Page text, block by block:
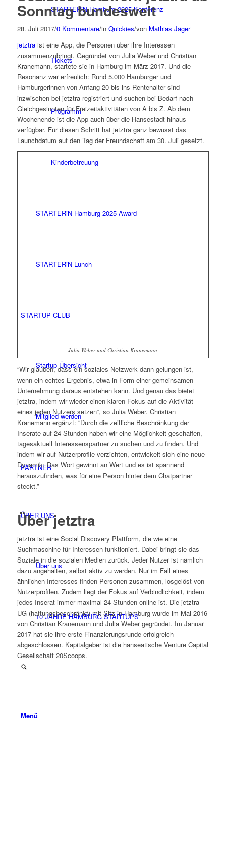
STARTERiN Hamburg 2025 Konferenz
Tickets
Programm
Kinderbetreuung
STARTERiN Hamburg 2025 Award
STARTERiN Lunch
STARTUP CLUB
Startup Übersicht
Mitglied werden
PARTNER
ÜBER UNS
Über uns
10 JAHRE HAMBURG STARTUPS
Menü
Sonntag bundesweit
28. Juli 2017/0 Kommentare/in Quickies/von Mathias Jäger
jetztraist eine App, die Personen über ihre Interessen
zusammenzubringt. Gegründet von Julia Weber und Christian
Kranemann, startete sie in Hamburg im März 2017. Und die
Resonanz war erfreulich: Rund 5.000 Hamburger und
Hamburgerinnen von Anfang 20 bis ins Rentenalter sind
inzwischen bei jetztra registriert und suchen bei Bedarf nach
Gleichgesinnten für Freizeitaktivitäten von A bis Z. Ab dem
Wochenende ist die App auch über die Hansestadt hinaus
verfügbar. Für diesen Schritt hat jetztra ganz bewusst das
Launchdatum auf den Tag der Freundschaft am 30. Juli gesetzt.
Julia Weber und Christian Kranemann
“Wir glauben, dass ein soziales Netzwerk dann gelungen ist,
wenn ein echtes Ergebnis, etwa in Form einer gemeinsamen
Unternehmung daraus entstehen kann. Und genau das bietet
jetztra, indem wir wieder einen klaren Fokus auf die Aktivität
eines jeden Nutzers setzen“, so Julia Weber. Christian
Kranemann ergänzt: “Durch die zeitliche Beschränkung der
Inserate auf 24 Stunden haben wir eine Möglichkeit geschaffen,
tagesaktuell Interessenspartner zu suchen und zu finden. Und
indem wir auf Nutzerprofile verzichten, entwickelt sich eine neue
Dynamik: Das Wort gewinnt an Wert und es ist spannend
herauszufinden, was für eine Person hinter dem Chatpartner
steckt.”
Über jetztra
jetztra ist eine Social Discovery Plattform, die wie eine
Suchmaschine für Interessen funktioniert. Dabei bringt sie das
Soziale in die sozialen Medien zurück. Jeder Nutzer ist nämlich
dazu angehalten, selbst aktiv zu werden. Nur im Fall eines
ähnlichen Interesses finden Personen zusammen, losgelöst von
Nutzerprofilen. Zudem liegt der Fokus auf Verbindlichkeit, indem
jedes Inserat immer maximal 24 Stunden online ist. Die jetztra
UG (haftungsbeschränkt) mit Sitz in Hamburg wurde im Mai 2016
von Christian Kranemann und Julia Weber gegründet. Im Januar
2017 hat sie ihre erste Finanzierungsrunde erfolgreich
abgeschlossen. Kapitalgeber ist die hanseatische Venture Capital
Gesellschaft 20Scoops.